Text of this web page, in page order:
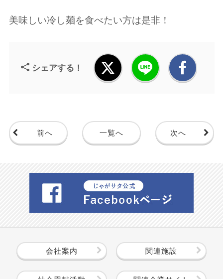
美味しい冷し麺を食べたい方は是非！
シェアする！
前へ 一覧へ 次へ
会社案内 関連施設